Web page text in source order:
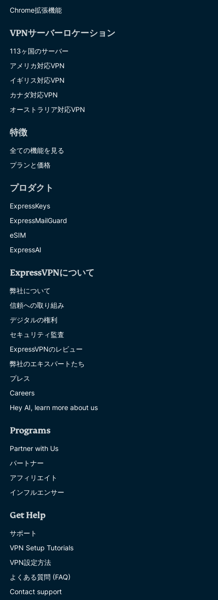
Chrome拡張機能
VPNサーバーロケーション
113ヶ国のサーバー
アメリカ対応VPN
イギリス対応VPN
カナダ対応VPN
オーストラリア対応VPN
特徴
全ての機能を見る
プランと価格
プロダクト
ExpressKeys
ExpressMailGuard
eSIM
ExpressAI
ExpressVPNについて
弊社について
信頼への取り組み
デジタルの権利
セキュリティ監査
ExpressVPNのレビュー
弊社のエキスパートたち
プレス
Careers
Hey AI, learn more about us
Programs
Partner with Us
パートナー
アフィリエイト
インフルエンサー
Get Help
サポート
VPN Setup Tutorials
VPN設定方法
よくある質問 (FAQ)
Contact support